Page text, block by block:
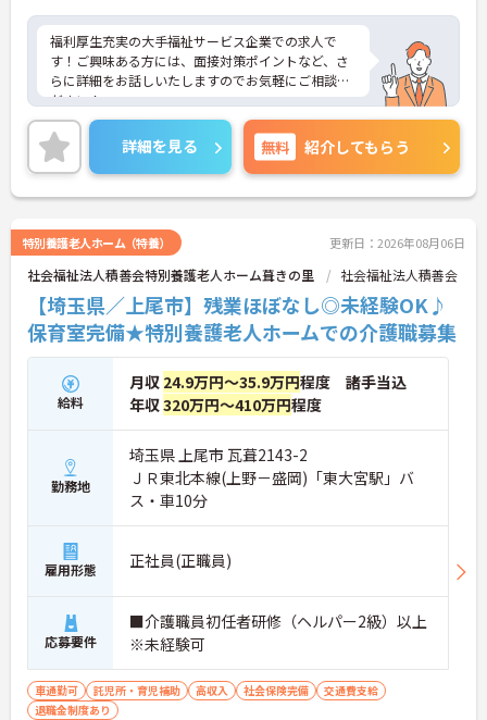
福利厚生充実の大手福祉サービス企業での求人で
す！ご興味ある方には、面接対策ポイントなど、さ
らに詳細をお話しいたしますのでお気軽にご相談く
ださい！
詳細を見る 無料 紹介してもらう
特別養護老人ホーム（特養） 更新日：2026年08月06日
社会福祉法人積善会特別養護老人ホーム葺きの里 社会福祉法人積善会
【埼玉県／上尾市】残業ほぼなし◎未経験OK♪
保育室完備★特別養護老人ホームでの介護職募集
給料
月収 24.9万円～35.9万円程度 諸手当込
年収320万円～410万円程度
勤務地
埼玉県 上尾市 瓦葺2143-2
ＪＲ東北本線(上野－盛岡)「東大宮駅」バ
ス・車10分
雇用形態 正社員(正職員)
応募要件
■介護職員初任者研修（ヘルパー2級）以上
※未経験可
車通勤可 託児所・育児補助 高収入 社会保険完備
交通費支給
退職金制度あり